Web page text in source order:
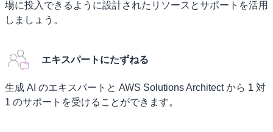
場に投入できるように設計されたリソースとサポートを活用
しましょう。
エキスパートにたずねる
生成 AI のエキスパートと AWS Solutions Architect から 1 対
1 のサポートを受けることができます。